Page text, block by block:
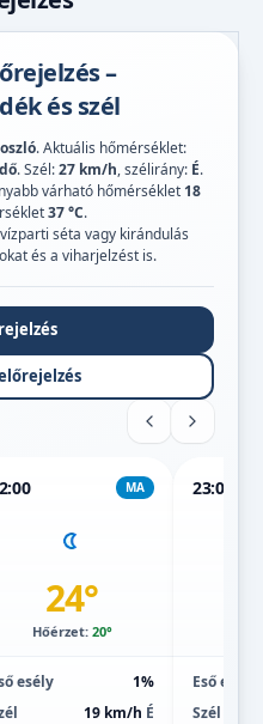
–
és szél
. Aktuális hőmérséklet:
. Szél:27 km/h, szélirány: É.
várható hőmérséklet 18
37 °C.
séta vagy kirándulás
és a viharjelzést is.
MA
24°
Hőérzet: 20°
esély
1%
19 km/h É
23:00
Eső esély
Szél